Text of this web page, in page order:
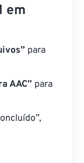
em
para
AAC” para